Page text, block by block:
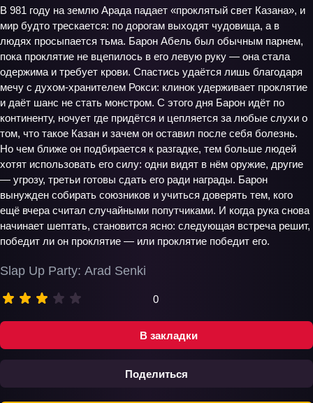
В закладки
Поделиться
Slap Up Party: Arad Senki
0
В 981 году на землю Арада падает «проклятый свет Казана», и
мир будто трескается: по дорогам выходят чудовища, а в
людях просыпается тьма. Барон Абель был обычным парнем,
пока проклятие не вцепилось в его левую руку — она стала
одержима и требует крови. Спастись удаётся лишь благодаря
мечу с духом‑хранителем Рокси: клинок удерживает проклятие
и даёт шанс не стать монстром. С этого дня Барон идёт по
континенту, ночует где придётся и цепляется за любые слухи о
том, что такое Казан и зачем он оставил после себя болезнь.
Но чем ближе он подбирается к разгадке, тем больше людей
хотят использовать его силу: одни видят в нём оружие, другие
— угрозу, третьи готовы сдать его ради награды. Барон
вынужден собирать союзников и учиться доверять тем, кого
ещё вчера считал случайными попутчиками. И когда рука снова
начинает шептать, становится ясно: следующая встреча решит,
победит ли он проклятие — или проклятие победит его.